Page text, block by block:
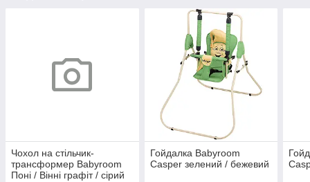
Чохол на стільчик-
трансформер Babyroom
Поні / Вінні графіт / сірий
Гойдалка Babyroom
Casper зелений / бежевий